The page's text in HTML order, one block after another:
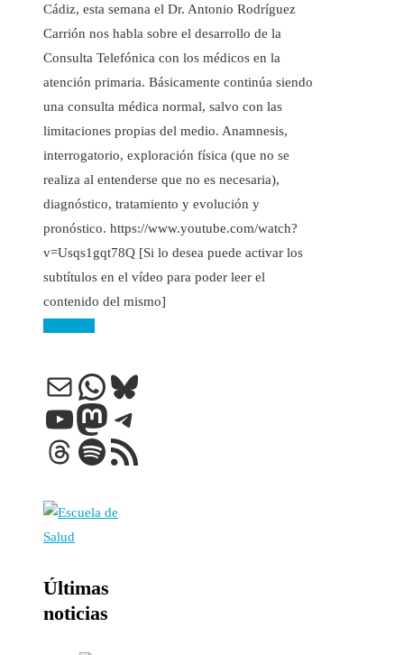
Cádiz, esta semana el Dr. Antonio Rodríguez
Carrión nos habla sobre el desarrollo de la
Consulta Telefónica con los médicos en la
atención primaria. Básicamente continúa siendo
una consulta médica normal, salvo con las
limitaciones propias del medio. Anamnesis,
interrogatorio, exploración física (que no se
realiza al entenderse que no es necesaria),
diagnóstico, tratamiento y evolución y
pronóstico. https://www.youtube.com/watch?
v=Usqs1gqt78Q [Si lo desea puede activar los
subtítulos en el vídeo para poder leer el
contenido del mismo]
Correo electrónico
WhatsApp
Bluesky
YouTube
Mastodon
Telegram
Threads
Spotify
Feed RSS
Últimas
noticias